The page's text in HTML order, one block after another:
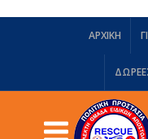
ΑΡΧΙΚΗ